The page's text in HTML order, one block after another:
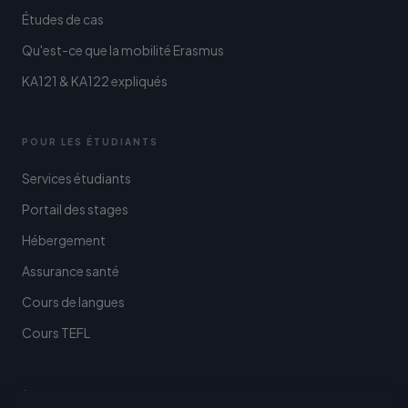
Études de cas
Qu'est-ce que la mobilité Erasmus
KA121 & KA122 expliqués
POUR LES ÉTUDIANTS
Services étudiants
Portail des stages
Hébergement
Assurance santé
Cours de langues
Cours TEFL
AUTRES SERVICES